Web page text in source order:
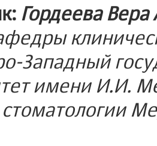
Гордеева Вера
Западный
имени И.И.